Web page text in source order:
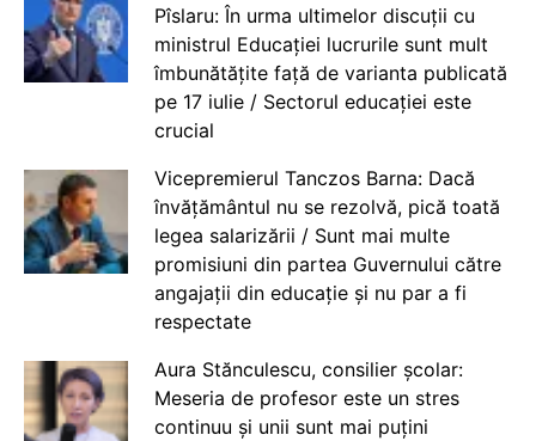
Pîslaru: În urma ultimelor discuții cu
ministrul Educației lucrurile sunt mult
îmbunătățite față de varianta publicată
pe 17 iulie / Sectorul educației este
crucial
Vicepremierul Tanczos Barna: Dacă
învățământul nu se rezolvă, pică toată
legea salarizării / Sunt mai multe
promisiuni din partea Guvernului către
angajații din educație și nu par a fi
respectate
Aura Stănculescu, consilier școlar:
Meseria de profesor este un stres
continuu și unii sunt mai puțini